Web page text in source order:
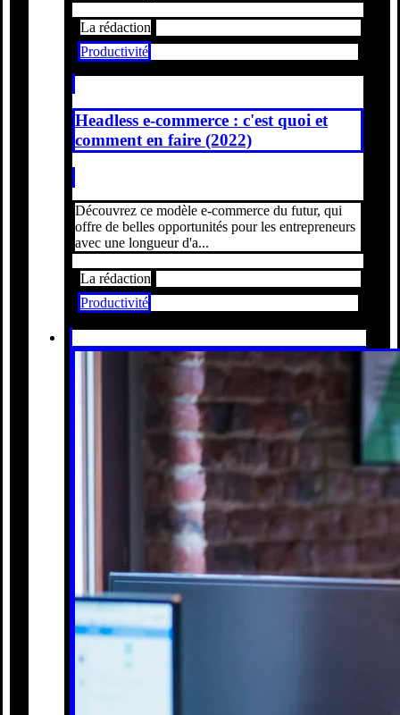
La rédaction
Productivité
Headless e-commerce : c'est quoi et
comment en faire (2022)
Découvrez ce modèle e-commerce du futur, qui
offre de belles opportunités pour les entrepreneurs
avec une longueur d'a...
La rédaction
Productivité